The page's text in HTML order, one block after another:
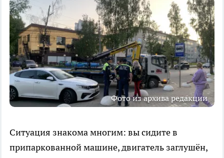
Фото из архива редакции
Ситуация знакома многим: вы сидите в
припаркованной машине, двигатель заглушён,